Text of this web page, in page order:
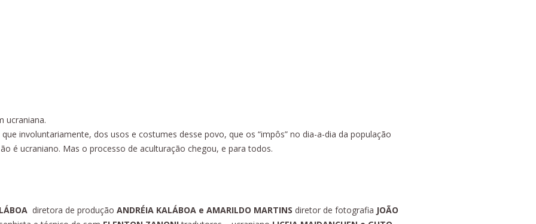
ucraniana.
involuntariamente, dos usos e costumes desse povo, que os “impôs” no dia-a-dia da população
é ucraniano. Mas o processo de aculturação chegou, e para todos.
diretora de produção ANDRÉIA KALÁBOA e AMARILDO MARTINS diretor de fotografia JOÃO